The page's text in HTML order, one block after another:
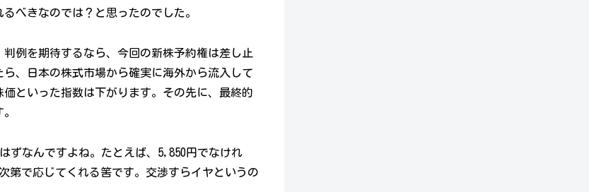
べきなのでは？と思ったのでした。
例を期待するなら、今回の新株予約権は差し止
、日本の株式市場から確実に海外から流入して
といった指数は下がります。その先に、最終的
ずなんですよね。たとえば、5,850円でなけれ
で応じてくれる筈です。交渉すらイヤというの